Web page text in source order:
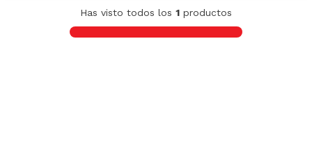
Has visto todos los 1 productos